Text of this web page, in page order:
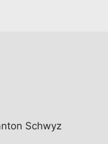
Schwyz